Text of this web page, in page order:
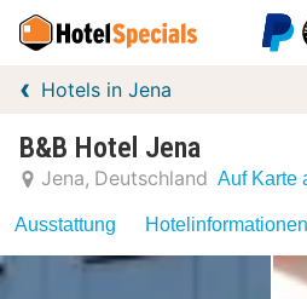
Hotels in Jena
B&B Hotel Jena
Jena Deutschland Auf Karte
Ausstattung Hotelinformationen